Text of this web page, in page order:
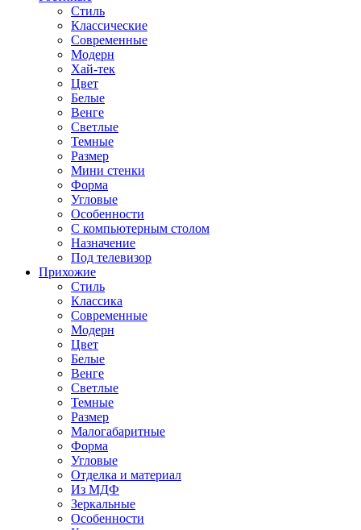
Стиль
Классические
Современные
Модерн
Хай-тек
Цвет
Белые
Венге
Светлые
Темные
Размер
Мини стенки
Форма
Угловые
Особенности
С компьютерным столом
Назначение
Под телевизор
Прихожие
Стиль
Классика
Современные
Модерн
Цвет
Белые
Венге
Светлые
Темные
Размер
Малогабаритные
Форма
Угловые
Отделка и материал
Из МДФ
Зеркальные
Особенности